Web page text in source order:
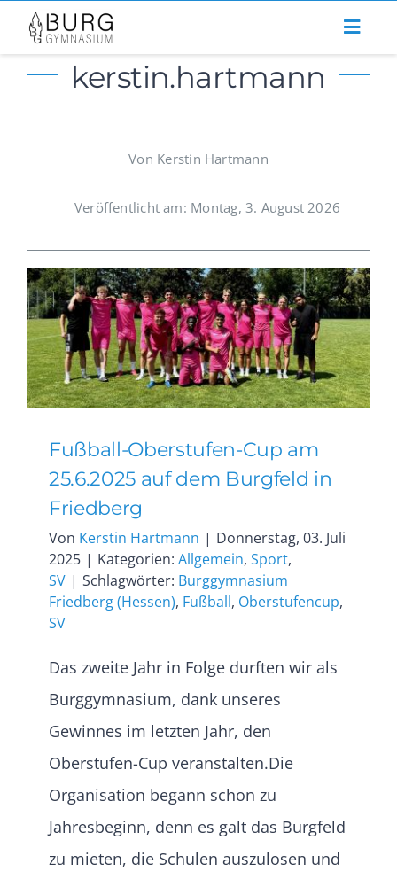
Zum
Inhalt
springen
kerstin.hartmann
Von Kerstin Hartmann
Veröffentlicht am: Montag, 3. August 2026
Fußball-Oberstufen-Cup am
25.6.2025 auf dem Burgfeld in
Friedberg
Von Kerstin Hartmann | Donnerstag, 03. Juli
2025 | Kategorien: Allgemein, Sport,
SV | Schlagwörter: Burggymnasium
Friedberg (Hessen), Fußball, Oberstufencup,
SV
Das zweite Jahr in Folge durften wir als
Burggymnasium, dank unseres
Gewinnes im letzten Jahr, den
Oberstufen-Cup veranstalten.Die
Organisation begann schon zu
Jahresbeginn, denn es galt das Burgfeld
zu mieten, die Schulen auszulosen und